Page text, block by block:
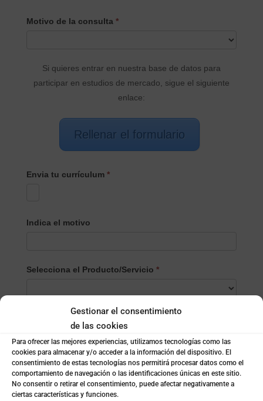
Gestionar el consentimiento
de las cookies
Para ofrecer las mejores experiencias, utilizamos tecnologías como las
cookies para almacenar y/o acceder a la información del dispositivo. El
consentimiento de estas tecnologías nos permitirá procesar datos como el
comportamiento de navegación o las identificaciones únicas en este sitio.
No consentir o retirar el consentimiento, puede afectar negativamente a
ciertas características y funciones.
CONTACTO
Motivo de la consulta *
Si quieres entrar en nuestra base de datos para
participar en estudios de mercado, sigue el siguiente
enlace:
Rellenar el formulario
Envia tu currículum *
Indica el motivo
Selecciona el Producto/Servicio *
Apellidos